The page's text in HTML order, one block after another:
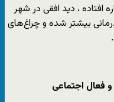
افتاده ، دید افقی در شهر
بیشتر شده و چراغ‌های
فعال اجتماعی